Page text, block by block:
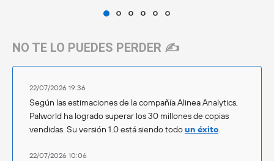
NO TE LO PUEDES PERDER ✍️
22/07/2026 19:36
Según las estimaciones de la compañía Alinea Analytics,
Palworld ha logrado superar los 30 millones de copias
vendidas. Su versión 1.0 está siendo todoun éxito.
22/07/2026 10:06